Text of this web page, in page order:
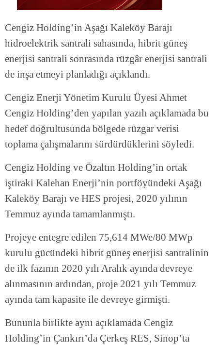
Cengiz Holding’in Aşağı Kaleköy Barajı
hidroelektrik santrali sahasında, hibrit güneş
enerjisi santrali sonrasında rüzgâr enerjisi santrali
de inşa etmeyi planladığı açıklandı.
Cengiz Enerji Yönetim Kurulu Üyesi Ahmet
Cengiz Holding’den yapılan yazılı açıklamada bu
hedef doğrultusunda bölgede rüzgar verisi
toplama çalışmalarını sürdürdüklerini söyledi.
Cengiz Holding ve Özaltın Holding’in ortak
iştiraki Kalehan Enerji’nin portföyündeki Aşağı
Kaleköy Barajı ve HES projesi, 2020 yılının
Temmuz ayında tamamlanmıştı.
Projeye entegre edilen 75,614 MWe/80 MWp
kurulu gücündeki hibrit güneş enerjisi santralinin
de ilk fazının 2020 yılı Aralık ayında devreye
alınmasının ardından, proje 2021 yılı Temmuz
ayında tam kapasite ile devreye girmişti.
Bununla birlikte aynı açıklamada Cengiz
Holding’in Çankırı’da Çerkeş RES, Sinop’ta